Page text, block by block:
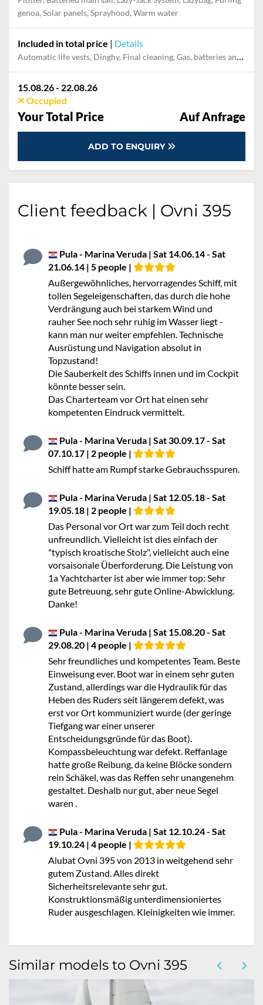
genoa, Solar panels, Sprayhood, Warm water
Included in total price | Details
Automatic life vests, Dinghy, Final cleaning, Gas, batteries and gasoline for outboard, Mooring in home marina during the whole charter, Outboard engine, Pillow, blanket, sheets, duvet cover
15.08.26 - 22.08.26
Occupied
Your Total Price Auf Anfrage
ADD TO ENQUIRY
Client feedback | Ovni 395
Pula - Marina Veruda | Sat 14.06.14 - Sat
21.06.14 | 5 people |
Außergewöhnliches, hervorragendes Schiff, mit
tollen Segeleigenschaften, das durch die hohe
Verdrängung auch bei starkem Wind und
rauher See noch sehr ruhig im Wasser liegt -
kann man nur weiter empfehlen. Technische
Ausrüstung und Navigation absolut in
Topzustand!
Die Sauberkeit des Schiffs innen und im Cockpit
könnte besser sein.
Das Charterteam vor Ort hat einen sehr
kompetenten Eindruck vermittelt.
Pula - Marina Veruda | Sat 30.09.17 - Sat
07.10.17 | 2 people |
Schiff hatte am Rumpf starke Gebrauchsspuren.
Pula - Marina Veruda | Sat 12.05.18 - Sat
19.05.18 | 2 people |
Das Personal vor Ort war zum Teil doch recht
unfreundlich. Vielleicht ist dies einfach der
"typisch kroatische Stolz", vielleicht auch eine
vorsaisonale Überforderung. Die Leistung von
1a Yachtcharter ist aber wie immer top: Sehr
gute Betreuung, sehr gute Online-Abwicklung.
Danke!
Pula - Marina Veruda | Sat 15.08.20 - Sat
29.08.20 | 4 people |
Sehr freundliches und kompetentes Team. Beste
Einweisung ever. Boot war in einem sehr guten
Zustand, allerdings war die Hydraulik für das
Heben des Ruders seit längerem defekt, was
erst vor Ort kommuniziert wurde (der geringe
Tiefgang war einer unserer
Entscheidungsgründe für das Boot).
Kompassbeleuchtung war defekt. Reffanlage
hatte große Reibung, da keine Blöcke sondern
rein Schäkel, was das Reffen sehr unangenehm
gestaltet. Deshalb nur gut, aber neue Segel
waren .
Pula - Marina Veruda | Sat 12.10.24 - Sat
19.10.24 | 4 people |
Alubat Ovni 395 von 2013 in weitgehend sehr
gutem Zustand. Alles direkt
Sicherheitsrelevante sehr gut.
Konstruktionsmäßig unterdimensioniertes
Ruder ausgeschlagen. Kleinigkeiten wie immer.
Similar models to Ovni 395